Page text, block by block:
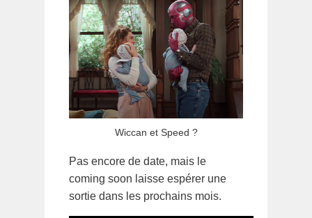
Wiccan et Speed ?
Pas encore de date, mais le
coming soon laisse espérer une
sortie dans les prochains mois.